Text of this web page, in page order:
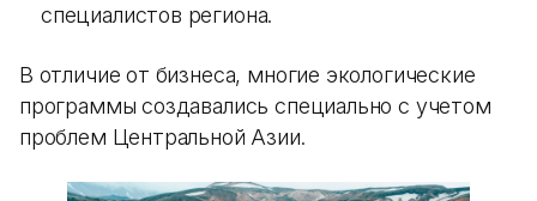
специалистов региона.
В отличие от бизнеса, многие экологические
программы создавались специально с учетом
проблем Центральной Азии.